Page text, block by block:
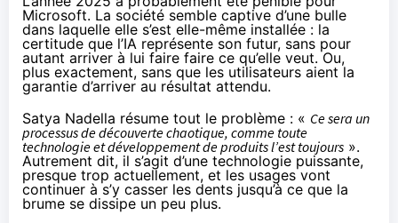
Microsoft. La société semble captive d’une bulle
dans laquelle elle s’est elle-même installée : la
certitude que l’IA représente son futur, sans pour
autant arriver à lui faire faire ce qu’elle veut. Ou,
plus exactement, sans que les utilisateurs aient la
garantie d’arriver au résultat attendu.
Satya Nadella résume tout le problème : « Ce sera un
processus de découverte chaotique, comme toute
technologie et développement de produits l’est toujours ».
Autrement dit, il s’agit d’une technologie puissante,
presque trop actuellement, et les usages vont
continuer à s’y casser les dents jusqu’à ce que la
brume se dissipe un peu plus.